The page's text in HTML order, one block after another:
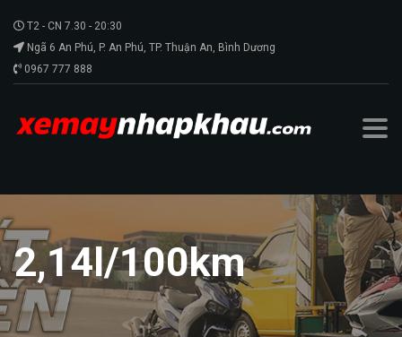
T2 - CN 7.30 - 20:30
Ngã 6 An Phú, P. An Phú, TP. Thuận An, Bình Dương
0967 777 888
2,14l/100km